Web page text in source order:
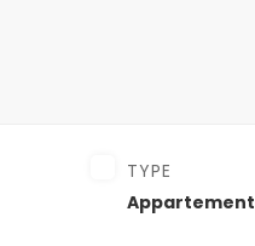
TYPE
Appartement